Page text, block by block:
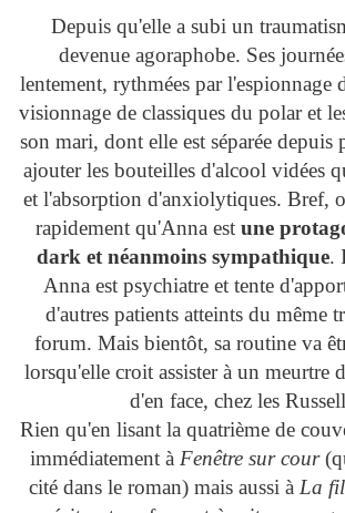
Depuis qu'elle a subi un
devenue agoraphobe. Ses
lentement, rythmées par l'espionnage
visionnage de classiques du polar et
son mari, dont elle est séparée depuis
ajouter les bouteilles d'alcool vidées
et l'absorption d'anxiolytiques. Bref,
rapidement qu'Anna est une
dark et néanmoins sympathique.
Anna est psychiatre et tente
d'autres patients atteints du même
forum. Mais bientôt, sa routine va
lorsqu'elle croit assister à un meurtre
d'en face, chez les
Rien qu'en lisant la quatrième de
immédiatement à Fenêtre sur cour
cité dans le roman) mais aussi à La